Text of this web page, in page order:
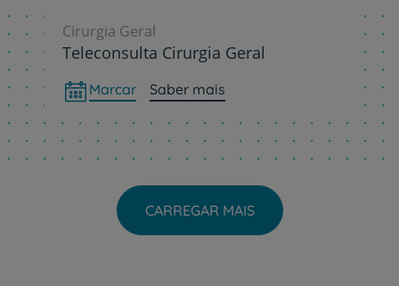
Cirurgia Geral
Teleconsulta Cirurgia Geral
Marcar Saber mais
CARREGAR MAIS